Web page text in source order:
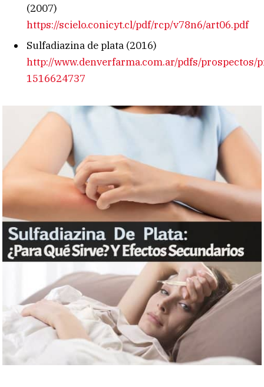
(2007)
https://scielo.conicyt.cl/pdf/rcp/v78n6/art06.pdf
Sulfadiazina de plata (2016)
http://www.denverfarma.com.ar/pdfs/prospectos/
1516624737